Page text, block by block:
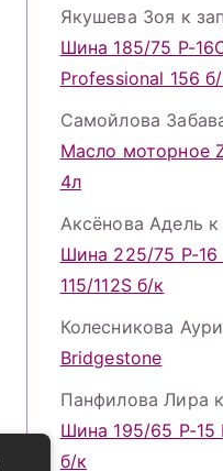
Якушева Зоя к
Шина 185/75 Р-
Professional 156
Самойлова
Масло моторное
4л
Аксёнова Адель
Шина 225/75 Р-16
115/112S б/к
Колесникова
Bridgestone
Панфилова Лира
Шина 195/65 Р-15
б/к